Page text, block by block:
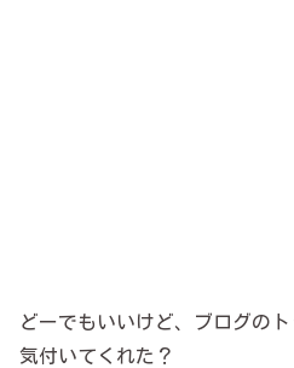
どーでもいいけど、ブログの
気付いてくれた？